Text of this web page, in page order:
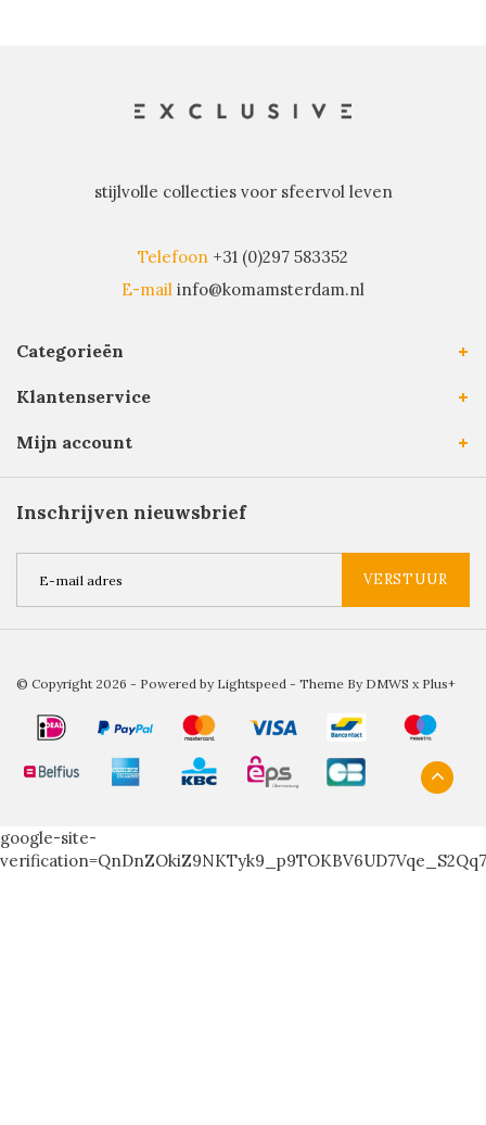
stijlvolle collecties voor sfeervol leven
Telefoon +31 (0)297 583352
E-mail info@komamsterdam.nl
Categorieën
Klantenservice
Mijn account
Inschrijven nieuwsbrief
VERSTUUR
© Copyright 2026 - Powered by Lightspeed - Theme By DMWS x Plus+
google-site-